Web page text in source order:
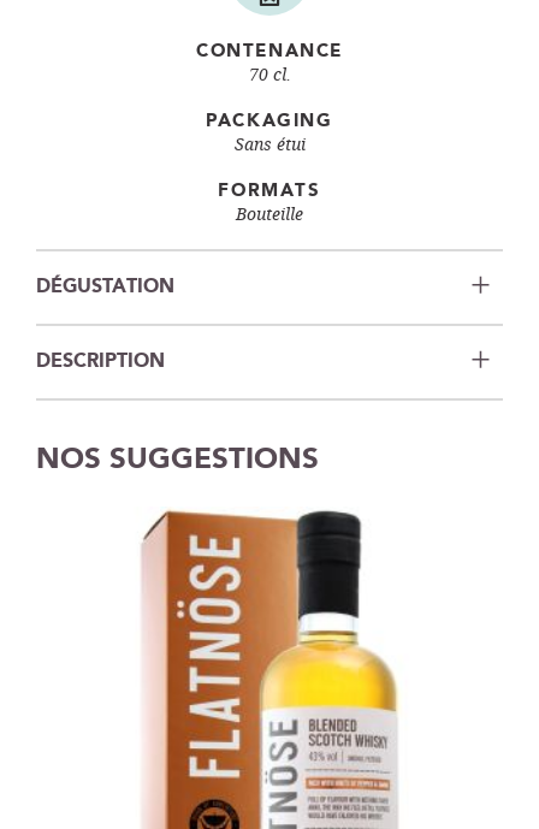
CONTENANCE
70 cl.
PACKAGING
Sans étui
FORMATS
Bouteille
DÉGUSTATION
DESCRIPTION
NOS SUGGESTIONS